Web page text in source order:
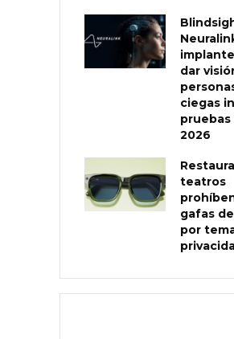
dar
ciegas
pruebas
2026
teatros
gafas
por